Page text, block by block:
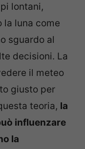
lontani,
la luna come
sguardo al
decisioni. La
il meteo
giusto per
teoria, la
influenzare
la